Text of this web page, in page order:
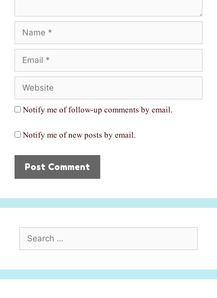
Notify me of follow-up comments by email.
Notify me of new posts by email.